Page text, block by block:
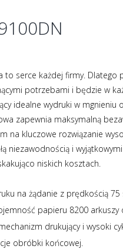
to serce każdej firmy.
potrzebami i będzie w
idealne wydruki w mgnieniu
zapewnia maksymalną
na kluczowe rozwiązanie
niezawodnością i
niskich kosztach.
na żądanie z prędkością
papieru 8200 arkuszy
drukujący i wysoki
obróbki końcowej.